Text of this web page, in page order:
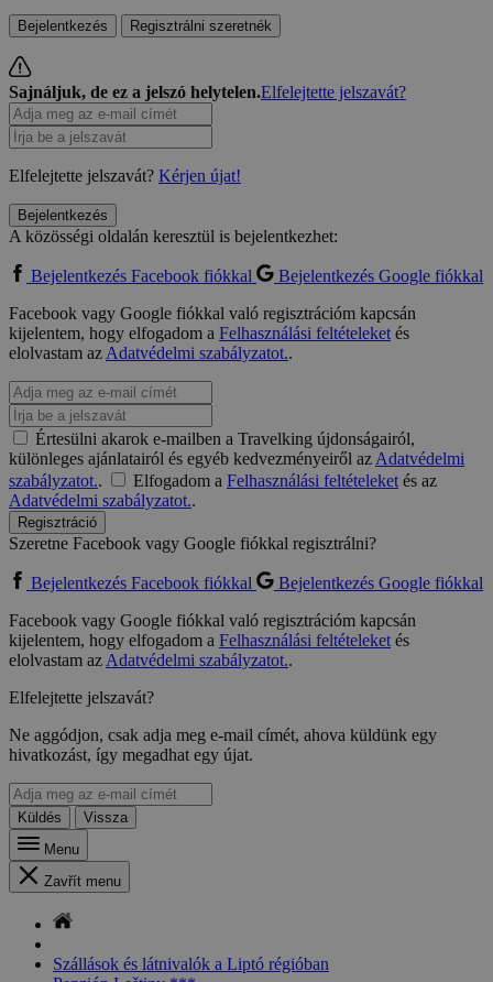
Bejelentkezés Regisztrálni szeretnék
Sajnáljuk, de ez a jelszó helytelen.Elfelejtette jelszavát?
Elfelejtette jelszavát? Kérjen újat!
Bejelentkezés
A közösségi oldalán keresztül is bejelentkezhet:
Bejelentkezés Facebook fiókkal
Bejelentkezés Google fiókkal
Facebook vagy Google fiókkal való regisztrációm kapcsán
kijelentem, hogy elfogadom a Felhasználási feltételeketés
elolvastam azAdatvédelmi szabályzatot..
Értesülni akarok e-mailben a Travelking újdonságairól,
különleges ajánlatairól és egyéb kedvezményeiről azAdatvédelmi
szabályzatot.. Elfogadom a Felhasználási feltételeketés az
Adatvédelmi szabályzatot..
Regisztráció
Szeretne Facebook vagy Google fiókkal regisztrálni?
Bejelentkezés Facebook fiókkal
Bejelentkezés Google fiókkal
Facebook vagy Google fiókkal való regisztrációm kapcsán
kijelentem, hogy elfogadom a Felhasználási feltételeketés
elolvastam azAdatvédelmi szabályzatot..
Elfelejtette jelszavát?
Ne aggódjon, csak adja meg e-mail címét, ahova küldünk egy
hivatkozást, így megadhat egy újat.
Küldés
Vissza
Menu
Zavřít menu
Szállások és látnivalók a Liptó régióban